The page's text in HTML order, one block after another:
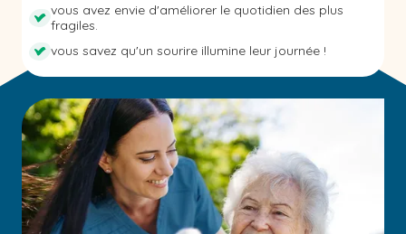
vous avez envie d'améliorer le quotidien des plus
fragiles.
vous savez qu'un sourire illumine leur journée !